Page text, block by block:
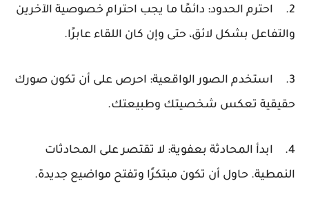
2.
احترم الحدود: دائمًا ما يجب احترام خصوصية الآخرين
والتفاعل بشكل لائق، حتى وإن كان اللقاء عابرًا.
3.
استخدم الصور الواقعية: احرص على أن تكون صورك
حقيقية تعكس شخصيتك وطبيعتك.
4.
ابدأ المحادثة بعفوية: لا تقتصر على المحادثات
النمطية. حاول أن تكون مبتكرًا وتفتح مواضيع جديدة.